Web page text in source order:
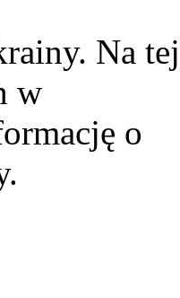
Na tej
w
o